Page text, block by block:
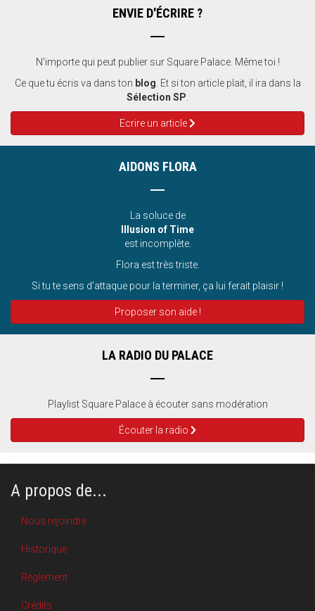
ENVIE D'ÉCRIRE ?
N'importe qui peut publier sur Square Palace. Même toi !
Ce que tu écris va dans ton blog. Et si ton article plait, il ira dans la
Sélection SP.
Ecrire un article
AIDONS FLORA
La soluce de
Illusion of Time
est incomplète.
Flora est très triste.
Si tu te sens d’attaque pour la terminer, ça lui ferait plaisir !
Proposer son aide !
LA RADIO DU PALACE
Playlist Square Palace à écouter sans modération
Écouter la radio
A propos de...
Nous rejoindre
Historique
Règlement
Crédits